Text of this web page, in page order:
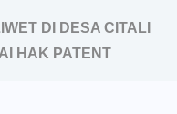
DI DESA CITALI
HAK PATENT